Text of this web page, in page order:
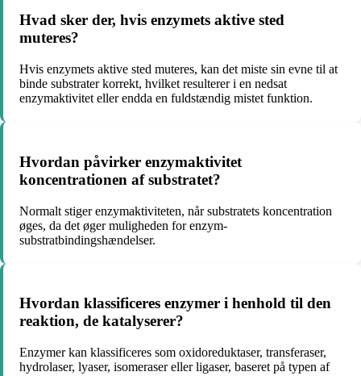
Hvad sker der, hvis enzymets aktive sted
muteres?
Hvis enzymets aktive sted muteres, kan det miste sin evne til at
binde substrater korrekt, hvilket resulterer i en nedsat
enzymaktivitet eller endda en fuldstændig mistet funktion.
Hvordan påvirker enzymaktivitet
koncentrationen af ​​substratet?
Normalt stiger enzymaktiviteten, når substratets koncentration
øges, da det øger muligheden for enzym-
substratbindingshændelser.
Hvordan klassificeres enzymer i henhold til den
reaktion, de katalyserer?
Enzymer kan klassificeres som oxidoreduktaser, transferaser,
hydrolaser, lyaser, isomeraser eller ligaser, baseret på typen af ​​